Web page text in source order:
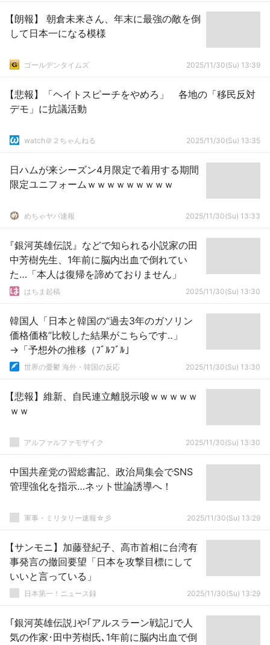
【朗報】 朝倉未来さん、年末に最強の敵を倒
して日本一になる模様
ゴールデンタイムズ 2025/11/30(Su) 13:39
【悲報】「ヘイトスピーチをやめろ」 各地の「移民反対
デモ」に抗議活動
watch＠２ちゃんねる 2025/11/30(Su) 13:35
日ハムが来シーズン4月限定で着用する期間
限定ユニフォームｗｗｗｗｗｗｗｗｗ
めちゃヤバ速報 2025/11/30(Su) 13:33
『銀河英雄伝説』などで知られる小説家の田
中芳樹先生、1年前に脳内出血で倒れてい
た…「本人は復帰を諦めておりません」
はちま起稿 2025/11/30(Su) 13:30
韓国人「日本と韓国の“過去3年のガソリン
価格価格”比較した結果がこちらです‥」
→「予想外の推移（ﾌﾞﾙﾌﾞﾙ」
世界の憂鬱 海外・韓国の反応 2025/11/30(Su) 13:30
【悲報】維新、自民連立離脱示唆ｗｗｗｗｗ
ｗｗ
アルファルファモザイク 2025/11/30(Su) 13:30
中国共産党の習総書記、政治局集会でSNS
管理強化を指示…ネット世論誘導へ！
軍事・ミリタリー速報☆彡 2025/11/30(Su) 13:29
【サンモニ】加藤登紀子、高市首相に台湾有
事発言の撤回要望「日本を攻撃目標にして
いいと言っている」
日本第一！ニュース録 2025/11/30(Su) 13:29
｢銀河英雄伝説｣や｢アルスラーン戦記｣で人
気の作家･田中芳樹氏､1年前に脳内出血で倒